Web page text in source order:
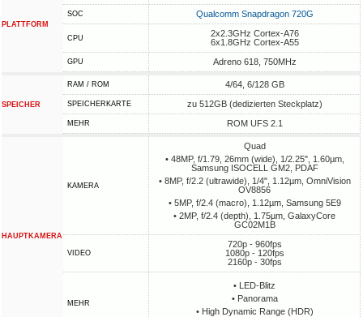
PLATTFORM
SOC Qualcomm Snapdragon 720G
CPU
2x2.3GHz Cortex-A76
6x1.8GHz Cortex-A55
GPU Adreno 618, 750MHz
SPEICHER
RAM / ROM 4/64, 6/128 GB
SPEICHERKARTE zu 512GB (dedizierten Steckplatz)
MEHR ROM UFS 2.1
HAUPTKAMERA
KAMERA
Quad
• 48MP, f/1.79, 26mm (wide), 1/2.25", 1.60µm,
Samsung ISOCELL GM2, PDAF
• 8MP, f/2.2 (ultrawide), 1/4", 1.12µm, OmniVision
OV8856
• 5MP, f/2.4 (macro), 1.12µm, Samsung 5E9
• 2MP, f/2.4 (depth), 1.75µm, GalaxyCore
GC02M1B
VIDEO
720p - 960fps
1080p - 120fps
2160p - 30fps
MEHR
• LED-Blitz
• Panorama
• High Dynamic Range (HDR)